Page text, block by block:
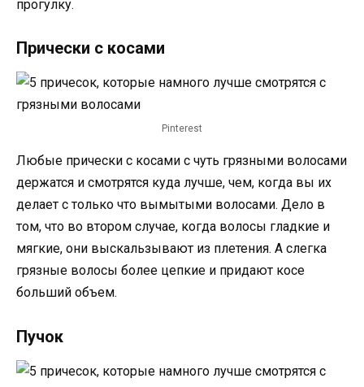
прогулку.
Прически с косами
Pinterest
Любые прически с косами с чуть грязными волосами
держатся и смотрятся куда лучше, чем, когда вы их
делает с только что вымытыми волосами. Дело в
том, что во втором случае, когда волосы гладкие и
мягкие, они выскальзывают из плетения. А слегка
грязные волосы более цепкие и придают косе
больший объем.
Пучок